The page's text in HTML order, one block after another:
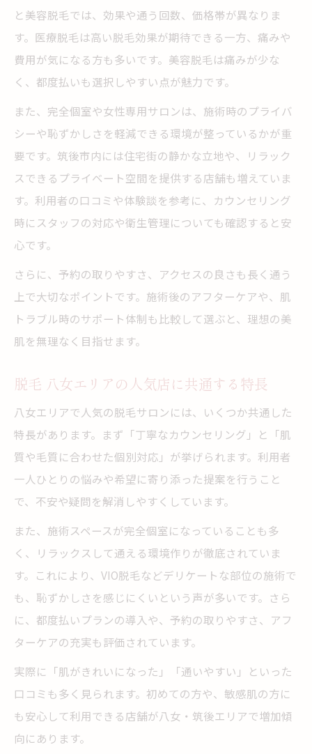
と美容脱毛では、効果や通う回数、価格帯が異なりま
す。医療脱毛は高い脱毛効果が期待できる一方、痛みや
費用が気になる方も多いです。美容脱毛は痛みが少な
く、都度払いも選択しやすい点が魅力です。
また、完全個室や女性専用サロンは、施術時のプライバ
シーや恥ずかしさを軽減できる環境が整っているかが重
要です。筑後市内には住宅街の静かな立地や、リラック
スできるプライベート空間を提供する店舗も増えていま
す。利用者の口コミや体験談を参考に、カウンセリング
時にスタッフの対応や衛生管理についても確認すると安
心です。
さらに、予約の取りやすさ、アクセスの良さも長く通う
上で大切なポイントです。施術後のアフターケアや、肌
トラブル時のサポート体制も比較して選ぶと、理想の美
肌を無理なく目指せます。
脱毛 八女エリアの人気店に共通する特長
八女エリアで人気の脱毛サロンには、いくつか共通した
特長があります。まず「丁寧なカウンセリング」と「肌
質や毛質に合わせた個別対応」が挙げられます。利用者
一人ひとりの悩みや希望に寄り添った提案を行うこと
で、不安や疑問を解消しやすくしています。
また、施術スペースが完全個室になっていることも多
く、リラックスして通える環境作りが徹底されていま
す。これにより、VIO脱毛などデリケートな部位の施術で
も、恥ずかしさを感じにくいという声が多いです。さら
に、都度払いプランの導入や、予約の取りやすさ、アフ
ターケアの充実も評価されています。
実際に「肌がきれいになった」「通いやすい」といった
口コミも多く見られます。初めての方や、敏感肌の方に
も安心して利用できる店舗が八女・筑後エリアで増加傾
向にあります。